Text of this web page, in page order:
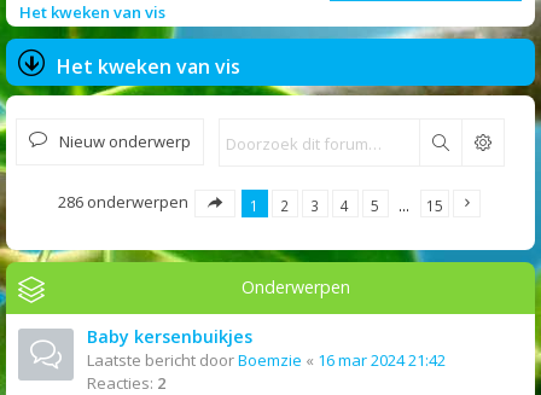
Het kweken van vis
Het kweken van vis
Nieuw onderwerp Zoek
286 onderwerpen 1 2 3 4 5 … 15
Onderwerpen
Baby kersenbuikjes
Laatste bericht doorBoemzie « 16 mar 2024 21:42
Reacties: 2